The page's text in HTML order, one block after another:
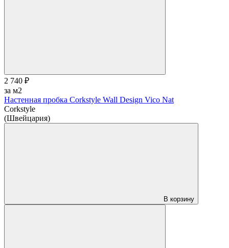
2 740 ₽
за м2
Настенная пробка Corkstyle Wall Design Vico Nat
Corkstyle
(Швейцария)
В корзину